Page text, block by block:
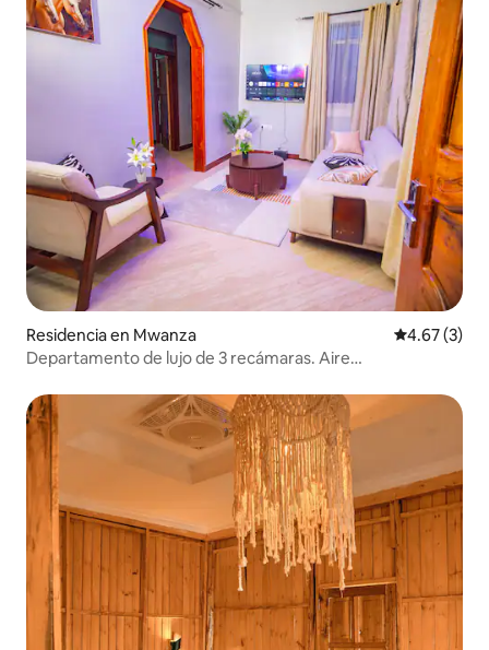
Residencia en Mwanza Calificación
4.67 (3)
Departamento de lujo de 3 recámaras. Aire